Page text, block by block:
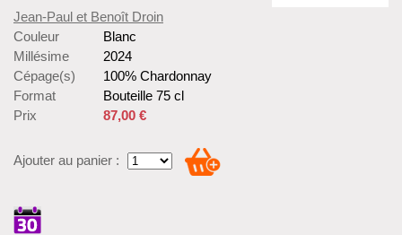
Jean-Paul et Benoît Droin
Couleur
Blanc
Millésime
2024
Cépage(s)
100% Chardonnay
Format
Bouteille 75 cl
Prix
87,00 €
Ajouter au panier :